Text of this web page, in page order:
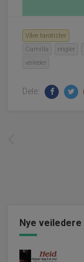
Våre tarotister
Camilla
engler
veileder
Dele:
Nye veiledere